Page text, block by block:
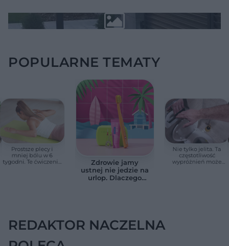
POPULARNE TEMATY
Prostsze plecy i
mniej bólu w 6
tygodni. Te ćwiczenia
Zdrowie jamy
ustnej nie jedzie na
urlop. Dlaczego
Nie tylko jelita. Ta
częstotliwość
wypróżnień może
REDAKTOR NACZELNA